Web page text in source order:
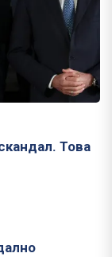
Това